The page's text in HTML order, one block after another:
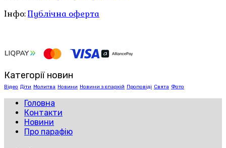
Інфо:Публічна оферта
Категорії новин
Відео Діти Молитва Новини Новини з єпархій Проповіді Свята Фото
Головна
Контакти
Новини
Про парафію